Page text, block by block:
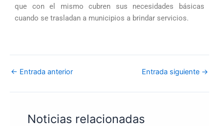
que con el mismo cubren sus necesidades básicas
cuando se trasladan a municipios a brindar servicios.
← Entrada anterior Entrada siguiente →
Noticias relacionadas